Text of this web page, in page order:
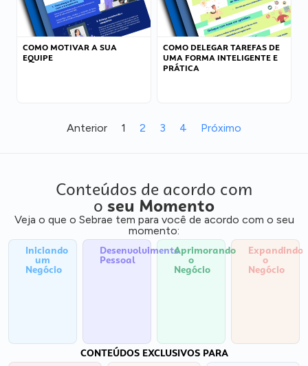
COMO MOTIVAR A SUA
EQUIPE
COMO DELEGAR TAREFAS DE
UMA FORMA INTELIGENTE E
PRÁTICA
Anterior 1 2 3 4 Próximo
Conteúdos de acordo com
o seu Momento
Veja o que o Sebrae tem para você de acordo com o seu
momento:
Iniciando
um
Negócio
Desenvolvimento
Pessoal
Aprimorando
o
Negócio
Expandindo
o
Negócio
CONTEÚDOS EXCLUSIVOS PARA